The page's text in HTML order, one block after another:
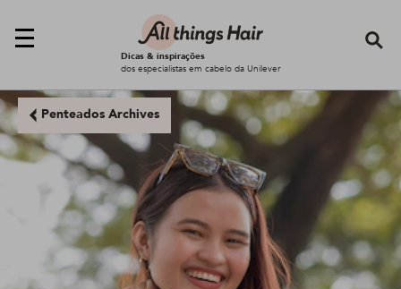
Dicas & inspirações
dos especialistas em cabelo da Unilever
Penteados Archives